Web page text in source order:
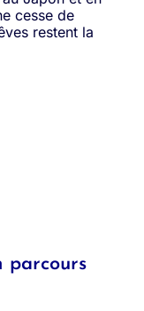
cesse de
restent la
parcours